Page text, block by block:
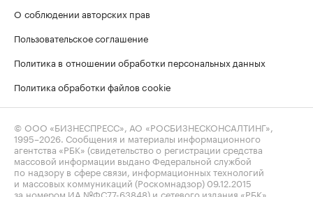
О соблюдении авторских прав
Пользовательское соглашение
Политика в отношении обработки персональных данных
Политика обработки файлов cookie
© ООО «БИЗНЕСПРЕСС», АО «РОСБИЗНЕСКОНСАЛТИНГ»,
1995–2026 . Сообщения и материалы информационного
агентства «РБК» (свидетельство о регистрации средства
массовой информации выдано Федеральной службой
по надзору в сфере связи, информационных технологий
и массовых коммуникаций (Роскомнадзор) 09.12.2015
за номером ИА №ФС77-63848) и сетевого издания «РБК»